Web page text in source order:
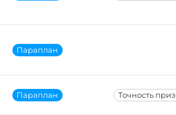
Параплан
Параплан Точность